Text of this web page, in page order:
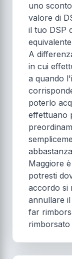
uno
valore di
il tuo DSP
A
in cui
a quando
poterlo
effettuano
Maggiore
potresti
accordo si
annullare
far